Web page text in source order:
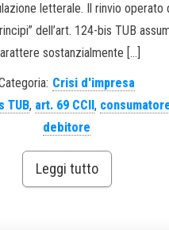
letterale. Il rinvio operato
dell’art. 124-bis TUB
sostanzialmente […]
Crisi d'impresa
TUB, art. 69 CCII ,
debitore
Leggi tutto